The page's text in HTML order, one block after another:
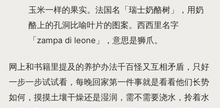
玉米一样的果实。法国名「瑞士奶酪树」，用奶
酪上的孔洞比喻叶片的图案。西西里名字
「zampa di leone」，意思是狮爪。
网上和书籍里提及的养护办法千百怪又互相矛盾，只好
一步一步试试看，每晚回家第一件事就是看看他们长势
如何，摸摸土壤干燥还是湿润，需不需要浇水，拎着水